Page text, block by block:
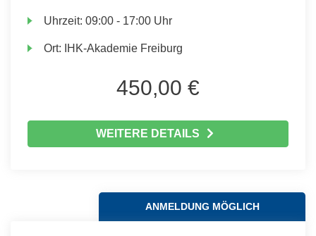
Uhrzeit:09:00 - 17:00 Uhr
Ort: IHK-Akademie Freiburg
450,00 €
WEITERE DETAILS
ANMELDUNG MÖGLICH